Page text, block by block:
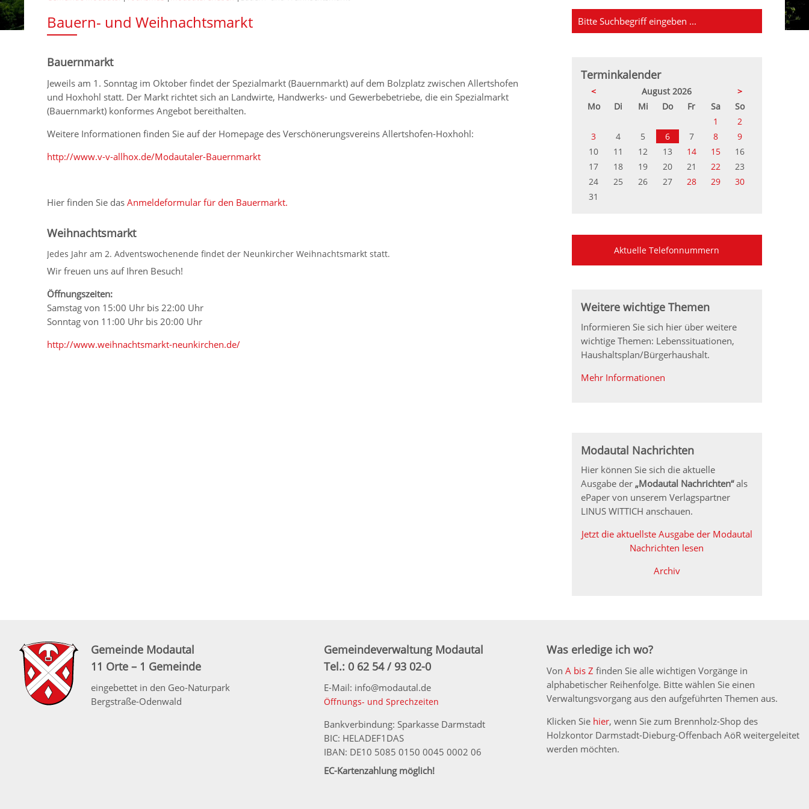
Bauern- und Weihnachtsmarkt
Bauernmarkt
Jeweils am 1. Sonntag im Oktober findet der Spezialmarkt (Bauernmarkt) auf dem Bolzplatz zwischen Allertshofen
und Hoxhohl statt. Der Markt richtet sich an Landwirte, Handwerks- und Gewerbebetriebe, die ein Spezialmarkt
(Bauernmarkt) konformes Angebot bereithalten.
Weitere Informationen finden Sie auf der Homepage des Verschönerungsvereins Allertshofen-Hoxhohl:
http://www.v-v-allhox.de/Modautaler-Bauernmarkt
Hier finden Sie dasAnmeldeformular für den Bauermarkt.
Weihnachtsmarkt
Jedes Jahr am 2. Adventswochenende findet der Neunkircher Weihnachtsmarkt statt.
Wir freuen uns auf Ihren Besuch!
Öffnungszeiten:
Samstag von 15:00 Uhr bis 22:00 Uhr
Sonntag von 11:00 Uhr bis 20:00 Uhr
http://www.weihnachtsmarkt-neunkirchen.de/
Terminkalender
< August 2026
>
MontagDi enstag
Mittwoch
Donnerstag
FreitagSamstag
Sonntag
1
2
3
4 5 6 7 8
9
10
11 12 13 14 15
16
17
18 19 20 21 22
23
24
25 26 27 28 29
30
31
Aktuelle Telefonnummern
Weitere wichtige Themen
Informieren Sie sich hier über weitere
wichtige Themen: Lebenssituationen,
Haushaltsplan/Bürgerhaushalt.
Mehr Informationen
Modautal Nachrichten
Hier können Sie sich die aktuelle
Ausgabe der „Modautal Nachrichten“als
ePaper von unserem Verlagspartner
LINUS WITTICH anschauen.
Jetzt die aktuellste Ausgabe der Modautal
Nachrichten lesen
Archiv
Gemeinde Modautal
11 Orte – 1 Gemeinde
eingebettet in den Geo-Naturpark
Bergstraße-Odenwald
Gemeindeverwaltung Modautal
Tel.: 0 62 54 / 93 02-0
E-Mail: info@modautal.de
Öffnungs- und Sprechzeiten
Bankverbindung: Sparkasse Darmstadt
BIC: HELADEF1DAS
IBAN: DE10 5085 0150 0045 0002 06
EC-Kartenzahlung möglich!
Was erledige ich wo?
Von A bis Z finden Sie alle wichtigen Vorgänge in
alphabetischer Reihenfolge. Bitte wählen Sie einen
Verwaltungsvorgang aus den aufgeführten Themen aus.
Klicken Sie hier, wenn Sie zum Brennholz-Shop des
Holzkontor Darmstadt-Dieburg-Offenbach AöR weitergeleitet
werden möchten.